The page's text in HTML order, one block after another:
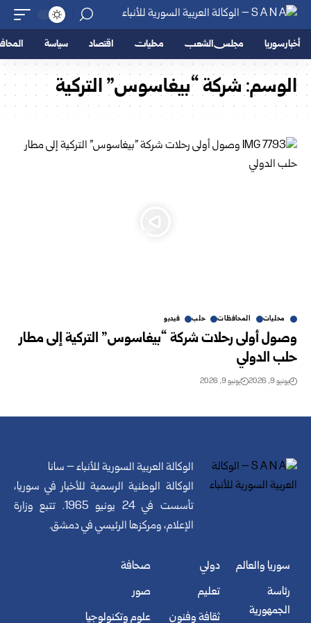
أخبار سوريا مجلس الشعب محليات اقتصاد سياسة
الوسم:شركة “بيغاسوس” التركية
محليات المحافظات حلب فيديو
وصول أولى رحلات شركة “بيغاسوس” التركية إلى مطار
حلب ‏الدولي ‏
يونيو 9, 2026 يونيو 9, 2026
الوكالة العربية السورية للأنباء – سانا
الوكالة الوطنية الرسمية للأخبار في سوريا،
تأسست في 24 يونيو 1965. تتبع وزارة
الإعلام، ومركزها الرئيسي في دمشق.
سوريا والعالم
رئاسة
الجمهورية
دولي
تعليم
ثقافة وفنون
صحافة
صور
علوم وتكنولوجيا